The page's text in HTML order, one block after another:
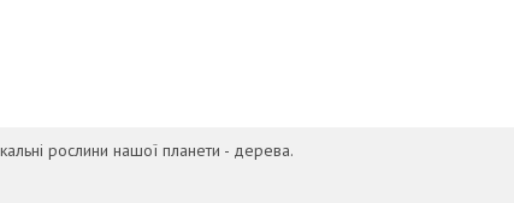
рослини нашої планети - дерева.